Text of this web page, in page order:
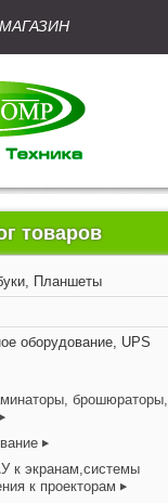
товаров
Планшеты
оборудование, UPS
брошюраторы,
к экранам,системы
к проекторам